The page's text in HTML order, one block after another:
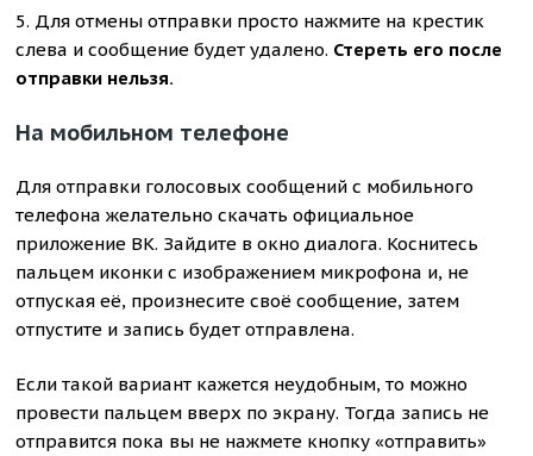
5. Для отмены отправки просто нажмите на крестик
слева и сообщение будет удалено. Стереть его после
отправки нельзя.
На мобильном телефоне
Для отправки голосовых сообщений с мобильного
телефона желательно скачать официальное
приложение ВК. Зайдите в окно диалога. Коснитесь
пальцем иконки с изображением микрофона и, не
отпуская её, произнесите своё сообщение, затем
отпустите и запись будет отправлена.
Если такой вариант кажется неудобным, то можно
провести пальцем вверх по экрану. Тогда запись не
отправится пока вы не нажмете кнопку «отправить»